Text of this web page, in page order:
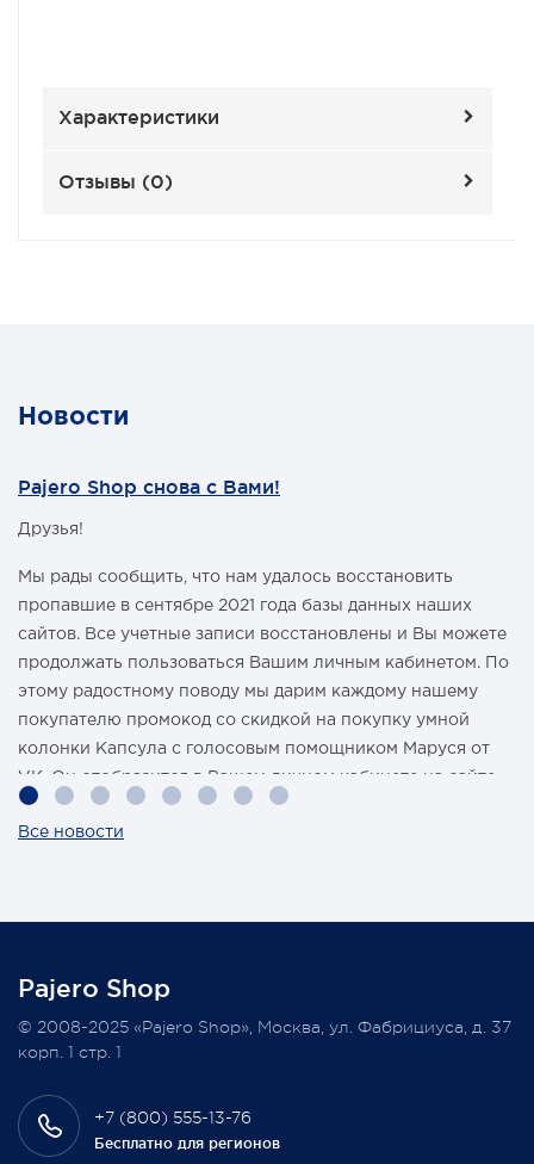
Характеристики
Отзывы (0)
Новости
Pajero Shop снова с Вами!
Друзья!
Мы рады сообщить, что нам удалось восстановить
пропавшие в сентябре 2021 года базы данных наших
сайтов. Все учетные записи восстановлены и Вы можете
продолжать пользоваться Вашим личным кабинетом. По
этому радостному поводу мы дарим каждому нашему
покупателю промокод со скидкой на покупку умной
колонки Капсула с голосовым помощником Маруся от
VK. Он отобразится в Вашем личном кабинете на сайте
магазина Pajero Shop 14 февраля.
Всегда Ваш, Pajero Shop
3 февраля 2022
Все новости
Pajero Shop
+7 (800) 555-13-76
Бесплатно для регионов
© 2008-2025 «Pajero Shop», Москва, ул. Фабрициуса, д. 37
корп. 1 стр. 1